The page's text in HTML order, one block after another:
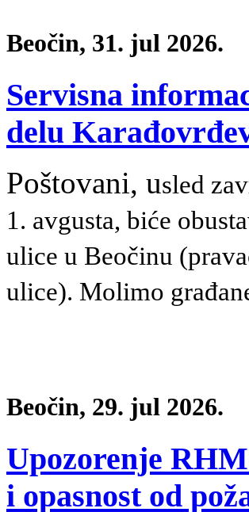
Beočin, 31. jul 2026.
Servisna
delu
Poštovani, usled
1. avgusta, biće
ulice u Beočinu
ulice). Molimo
Beočin, 29. jul 2026.
Upozorenje
i opasnost od